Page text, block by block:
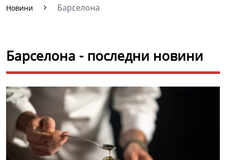
Новини Барселона
Барселона - последни новини